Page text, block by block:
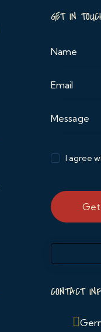
GET IN
I agree
CONTACT